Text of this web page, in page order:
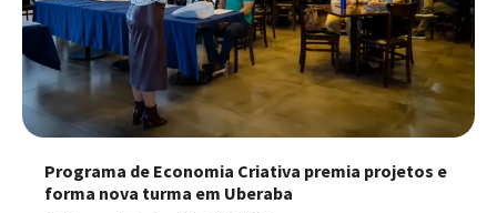
Programa de Economia Criativa premia projetos e
forma nova turma em Uberaba